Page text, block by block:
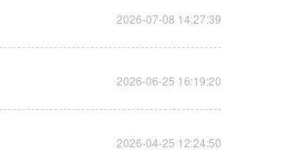
2026-07-08 14:27:39
2026-06-25 16:19:20
2026-04-25 12:24:50